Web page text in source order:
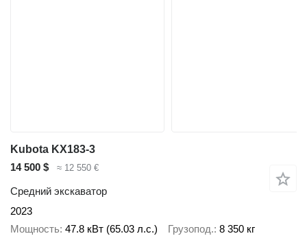
Kubota KX183-3
14 500 $
≈ 12 550 €
Средний экскаватор
2023
Мощность 47.8 кВт (65.03 л.с.) Грузопод. 8 350 кг